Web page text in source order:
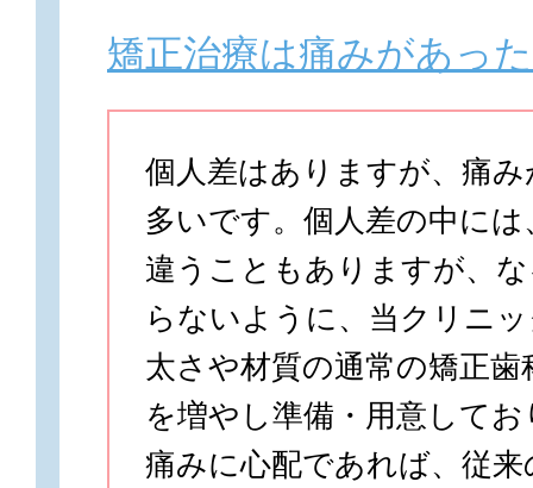
矯正治療は痛みがあっ
個人差はありますが、痛
多いです。個人差の中に
違うこともありますが、
らないように、当クリニ
太さや材質の通常の矯正歯
を増やし準備・用意して
痛みに心配であれば、従